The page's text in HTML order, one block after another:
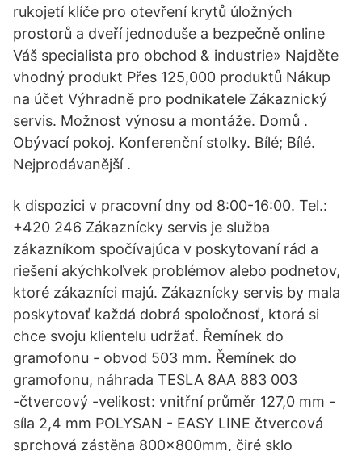
rukojetí klíče pro otevření krytů úložných
prostorů a dveří jednoduše a bezpečně online
Váš specialista pro obchod & industrie» Najděte
vhodný produkt Přes 125,000 produktů Nákup
na účet Výhradně pro podnikatele Zákaznický
servis. Možnost výnosu a montáže. Domů .
Obývací pokoj. Konferenční stolky. Bílé; Bílé.
Nejprodávanější .
k dispozici v pracovní dny od 8:00-16:00. Tel.:
+420 246 Zákaznícky servis je služba
zákazníkom spočívajúca v poskytovaní rád a
riešení akýchkoľvek problémov alebo podnetov,
ktoré zákazníci majú. Zákaznícky servis by mala
poskytovať každá dobrá spoločnosť, ktorá si
chce svoju klientelu udržať. Řemínek do
gramofonu - obvod 503 mm. Řemínek do
gramofonu, náhrada TESLA 8AA 883 003
-čtvercový -velikost: vnitřní průměr 127,0 mm -
síla 2,4 mm POLYSAN - EASY LINE čtvercová
sprchová zástěna 800x800mm, čiré sklo